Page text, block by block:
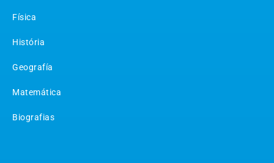
Física
História
Geografía
Matemática
Biografias